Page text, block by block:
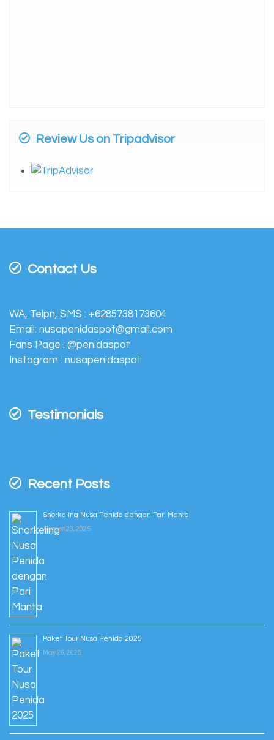
Review Us on Tripadvisor
Contact Us
WA, Telpn, SMS : +6285738173604
Email: nusapenidaspot@gmail.com
Fans Page : @penidaspot
Instagram : nusapenidaspot
Testimonials
Recent Posts
Snorkeling Nusa Penida dengan Pari Manta
August 23, 2025
Paket Tour Nusa Penida 2025
May 26, 2025